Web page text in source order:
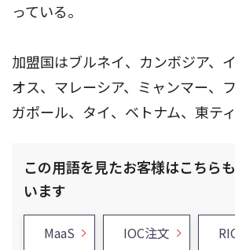
っている。
加盟国はブルネイ、カンボジア、
オス、マレーシア、ミャンマー、
ガポール、タイ、ベトナム、東ティ
この用語を見たお客様はこちら
います
MaaS IOC注文